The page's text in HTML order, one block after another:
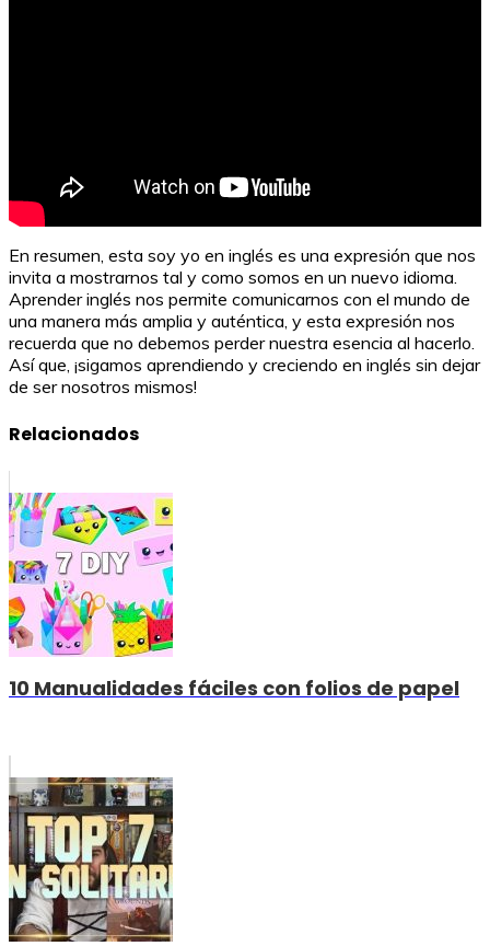
En resumen, esta soy yo en inglés es una expresión que nos
invita a mostrarnos tal y como somos en un nuevo idioma.
Aprender inglés nos permite comunicarnos con el mundo de
una manera más amplia y auténtica, y esta expresión nos
recuerda que no debemos perder nuestra esencia al hacerlo.
Así que, ¡sigamos aprendiendo y creciendo en inglés sin dejar
de ser nosotros mismos!
Relacionados
10 Manualidades fáciles con folios de papel